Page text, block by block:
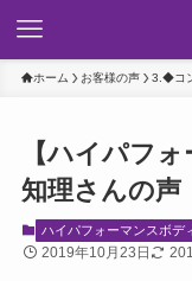
ホーム お客様の声 3.◆コ
【ハイパフ
知理さんの声
ハイパフォーマンスボデ
2019年10月23日